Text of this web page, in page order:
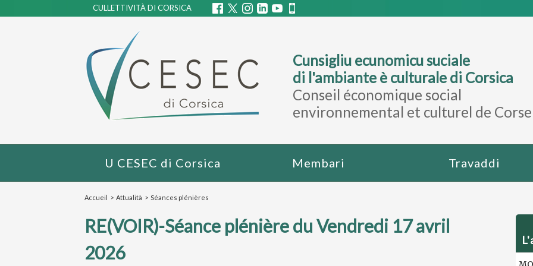
CULLETTIVITÀ DI CORSICA
Cunsigliu ecunomicu suciale
di l'ambiante è culturale di Corsica
Conseil économique social
environnemental et culturel de Corse
U CESEC di Corsica Membari Travaddi
Accueil > Attualità > Séances plénières
RE(VOIR)-Séance plénière du Vendredi 17 avril
2026